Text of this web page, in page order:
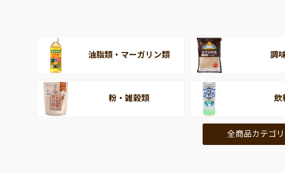
油脂類・マーガリン類 調
粉・雑穀類 飲
全商品カテゴ